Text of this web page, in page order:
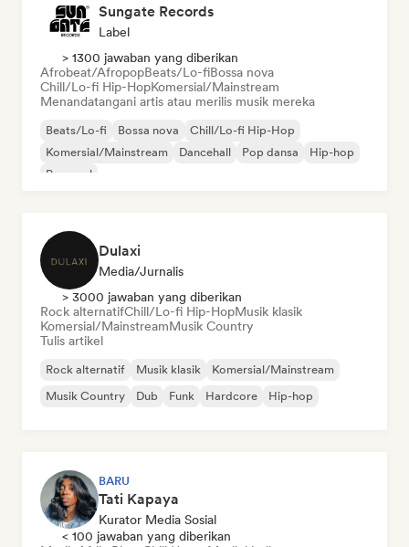
Sungate Records
Label
> 1300 jawaban yang diberikan
Afrobeat/AfropopBeats/Lo-fiBossa nova
Chill/Lo-fi Hip-HopKomersial/Mainstream
Menandatangani artis atau merilis musik mereka
Beats/Lo-fi Bossa nova
Chill/Lo-fi Hip-Hop
Komersial/Mainstream
Dancehall Pop dansa
Hip-hop
Pop soul
Dulaxi
Media/Jurnalis
> 3000 jawaban yang diberikan
Rock alternatifChill/Lo-fi Hip-HopMusik klasik
Komersial/MainstreamMusik Country
Tulis artikel
Rock alternatif Musik klasik
Komersial/Mainstream
Musik Country
Dub Funk Hardcore Hip-hop
BARU
Tati Kapaya
Kurator Media Sosial
< 100 jawaban yang diberikan